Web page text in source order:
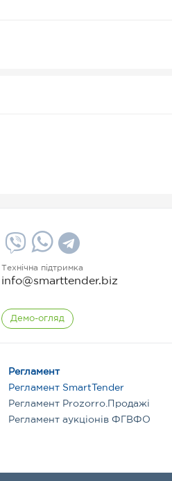
Технічна підтримка
info@smarttender.biz
Демо-огляд
Регламент
Регламент SmartTender
Регламент Prozorro.Продажі
Регламент аукціонів ФГВФО